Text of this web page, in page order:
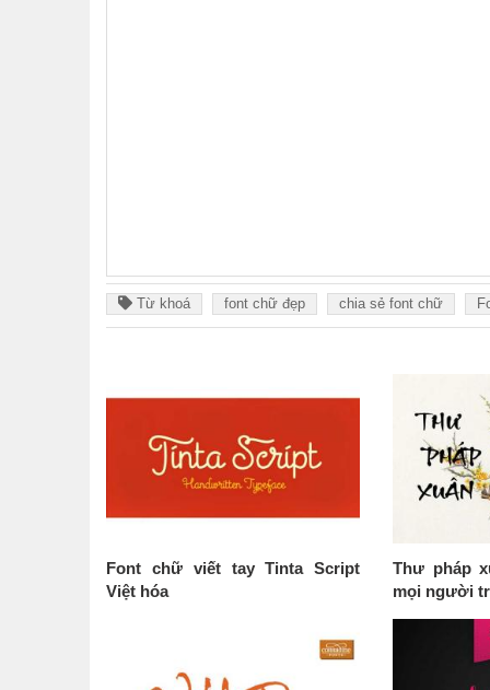
Từ khoá font chữ đẹp chia sẻ font chữ
Font chữ viết tay Tinta Script
Việt hóa
Thư pháp
mọi người